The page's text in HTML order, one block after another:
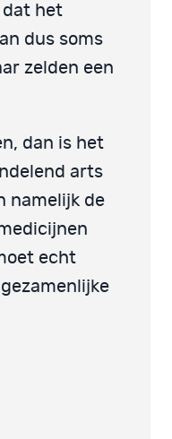
dat het
dus soms
zelden een
dan is het
arts
namelijk de
echt